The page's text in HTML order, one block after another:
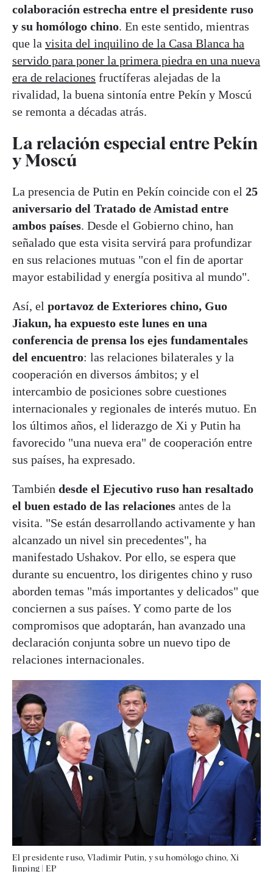
colaboración estrecha entre el presidente ruso
y su homólogo chino. En este sentido, mientras
que la visita del inquilino de la Casa Blanca ha
servido para poner la primera piedra en una nueva
era de relaciones fructíferas alejadas de la
rivalidad, la buena sintonía entre Pekín y Moscú
se remonta a décadas atrás.
La relación especial entre Pekín
y Moscú
La presencia de Putin en Pekín coincide con el 25
aniversario del Tratado de Amistad entre
ambos países. Desde el Gobierno chino, han
señalado que esta visita servirá para profundizar
en sus relaciones mutuas "con el fin de aportar
mayor estabilidad y energía positiva al mundo".
Así, el portavoz de Exteriores chino, Guo
Jiakun, ha expuesto este lunes en una
conferencia de prensa los ejes fundamentales
del encuentro: las relaciones bilaterales y la
cooperación en diversos ámbitos; y el
intercambio de posiciones sobre cuestiones
internacionales y regionales de interés mutuo. En
los últimos años, el liderazgo de Xi y Putin ha
favorecido "una nueva era" de cooperación entre
sus países, ha expresado.
También desde el Ejecutivo ruso han resaltado
el buen estado de las relaciones antes de la
visita. "Se están desarrollando activamente y han
alcanzado un nivel sin precedentes", ha
manifestado Ushakov. Por ello, se espera que
durante su encuentro, los dirigentes chino y ruso
aborden temas "más importantes y delicados" que
conciernen a sus países. Y como parte de los
compromisos que adoptarán, han avanzado una
declaración conjunta sobre un nuevo tipo de
relaciones internacionales.
El presidente ruso, Vladimir Putin, y su homólogo chino, Xi
Jinping |EP